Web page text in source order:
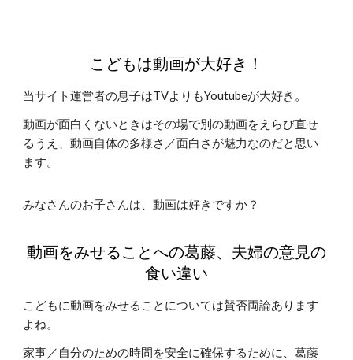
こどもは動画が大好き！
当サイト運営者の息子はTVよりもYoutubeが大好き。
動画が面白くないときはその場で別の動画をえらび直せ
るうえ、動画自体の多様さ／面白さが魅力なのだと思い
ます。
みなさんのお子さんは、動画は好きですか？
動画をみせることへの葛藤、夫婦の意見の
食い違い
こどもに動画をみせることについては賛否両論あります
よね。
家事／自分のための時間を安全に確保するために、葛藤